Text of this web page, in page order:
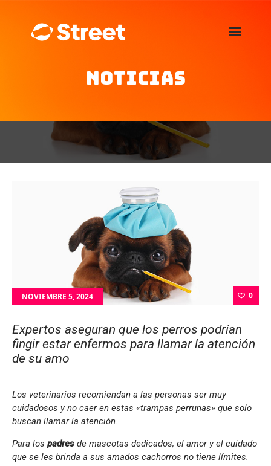
Noticias
La Street FM 101.5
Noticias
Agenda
Publicitá
NOVIEMBRE 5, 2024 0
Expertos aseguran que los perros podrían
fingir estar enfermos para llamar la atención
de su amo
Los veterinarios recomiendan a las personas ser muy
cuidadosos y no caer en estas «trampas perrunas» que solo
buscan llamar la atención.
Para los padres de mascotas dedicados, el amor y el cuidado
que se les brinda a sus amados cachorros no tiene límites.